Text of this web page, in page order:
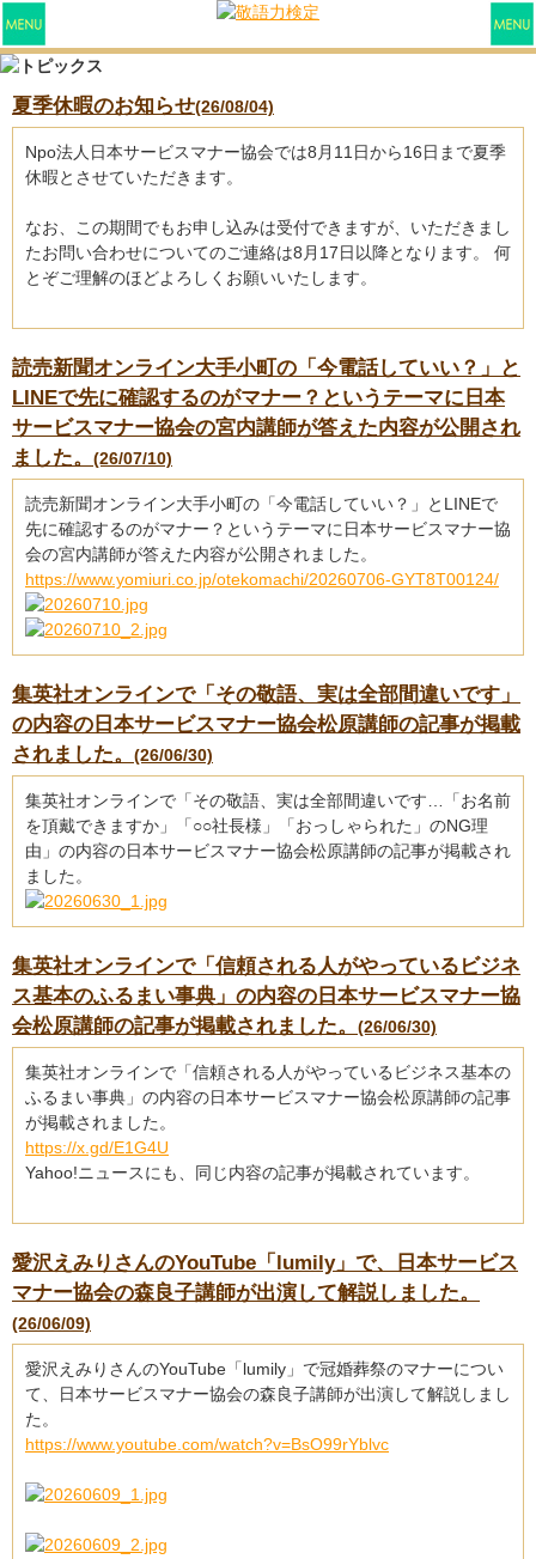
夏季休暇のお知らせ(26/08/04)
Npo法人日本サービスマナー協会では8月11日から16日まで夏季
休暇とさせていただきます。
なお、この期間でもお申し込みは受付できますが、いただきまし
たお問い合わせについてのご連絡は8月17日以降となります。 何
とぞご理解のほどよろしくお願いいたします。
読売新聞オンライン大手小町の「今電話していい？」と
LINEで先に確認するのがマナー？というテーマに日本
サービスマナー協会の宮内講師が答えた内容が公開され
ました。 (26/07/10)
読売新聞オンライン大手小町の「今電話していい？」とLINEで
先に確認するのがマナー？というテーマに日本サービスマナー協
会の宮内講師が答えた内容が公開されました。
https://www.yomiuri.co.jp/otekomachi/20260706-GYT8T00124/
集英社オンラインで「その敬語、実は全部間違いです」
の内容の日本サービスマナー協会松原講師の記事が掲載
されました。 (26/06/30)
集英社オンラインで「その敬語、実は全部間違いです…「お名前
を頂戴できますか」「○○社長様」「おっしゃられた」のNG理
由」の内容の日本サービスマナー協会松原講師の記事が掲載され
ました。
集英社オンラインで「信頼される人がやっているビジネ
ス基本のふるまい事典」の内容の日本サービスマナー協
会松原講師の記事が掲載されました。 (26/06/30)
集英社オンラインで「信頼される人がやっているビジネス基本の
ふるまい事典」の内容の日本サービスマナー協会松原講師の記事
が掲載されました。
https://x.gd/E1G4U
Yahoo!ニュースにも、同じ内容の記事が掲載されています。
愛沢えみりさんのYouTube「lumily」で、日本サービス
マナー協会の森良子講師が出演して解説しました。
(26/06/09)
愛沢えみりさんのYouTube「lumily」で冠婚葬祭のマナーについ
て、日本サービスマナー協会の森良子講師が出演して解説しまし
た。
https://www.youtube.com/watch?v=BsO99rYblvc